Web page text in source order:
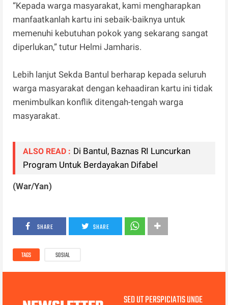
“Kepada warga masyarakat, kami mengharapkan
manfaatkanlah kartu ini sebaik-baiknya untuk
memenuhi kebutuhan pokok yang sekarang sangat
diperlukan,” tutur Helmi Jamharis.
Lebih lanjut Sekda Bantul berharap kepada seluruh
warga masyarakat dengan kehaadiran kartu ini tidak
menimbulkan konflik ditengah-tengah warga
masyarakat.
ALSO READ : Di Bantul, Baznas RI Luncurkan
Program Untuk Berdayakan Difabel
(War/Yan)
SHARE SHARE
TAGS SOSIAL
SED UT PERSPICIATIS UNDE